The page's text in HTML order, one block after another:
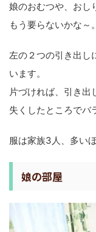
娘のおむつや、おし
もう要らないかな～。
左の２つの引き出し
います。
片づければ、引き出
失くしたところでバ
服は家族3人、多い
娘の部屋